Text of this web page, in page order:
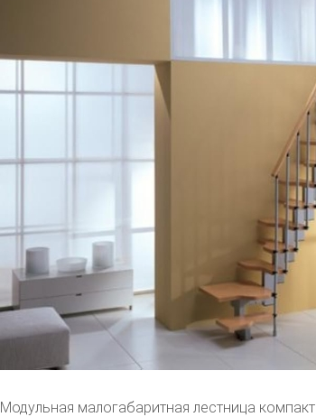
Модульная малогабаритная лестница компакт